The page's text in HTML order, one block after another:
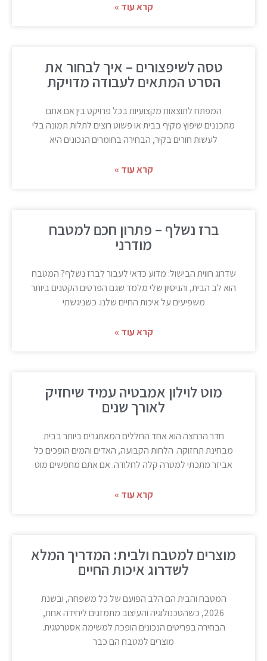
קרא עוד »
טסה לשיפצורים – איך לבחור את
הסרט המתאים לעבודה מדויקת
המפתח לתוצאות מקצועיות בכל פרויקט בין אם אתם
מתכננים שיפוץ מקיף בבית או פשוט רוצים לתלות תמונה בלי
לעשות חורים בקיר, הבחירה בחומרים הנכונים היא
קרא עוד »
ברז נשלף – פתרון חכם למטבח
מודרני
שדרוג חווית הבישול: מדוע כדאי לעבור לברז נשלף? המטבח
הוא לב הבית, והניסיון שלי מלמד שגם הפרטים הקטנים ביותר
משפיעים על איכות החיים שלנו. כשניגשתי
קרא עוד »
מוט לוילון אמבטיה עמיד שיחזיק
לאורך שנים
חדר הרחצה הוא אחד החללים המאתגרים ביותר בבית
מבחינת תחזוקה. הלחות הקבועה, האדים והמים הופכים כל
אביזר מתכתי למטרה קלה לחלודה. אם אתם מחפשים מוט
קרא עוד »
מוצרים למטבח ולבית: המדריך המלא
לשדרוג איכות החיים
המטבח והבית הם הלב הפועם של כל משפחה, ובשנת
2026, כשהטכנולוגיה והעיצוב מתמזגים ליחידה אחת,
הבחירה בפריטים הנכונים הופכת למשימה אסטרטגית.
מוצרים למטבח הם כבר